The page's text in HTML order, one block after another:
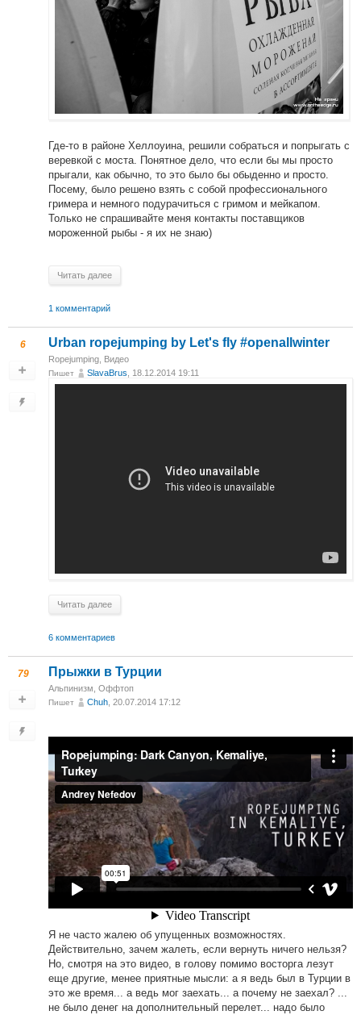
Где-то в районе Хеллоуина, решили собраться и попрыгать с
веревкой с моста. Понятное дело, что если бы мы просто
прыгали, как обычно, то это было бы обыденно и просто.
Посему, было решено взять с собой профессионального
гримера и немного подурачиться с гримом и мейкапом.
Только не спрашивайте меня контакты поставщиков
мороженной рыбы - я их не знаю)
Читать далее
1 комментарий
6 Urban ropejumping by Let's fly #openallwinter
Ropejumping, Видео
Пишет SlavaBrus, 18.12.2014 19:11
Читать далее
6 комментариев
79 Прыжки в Турции
Альпинизм Оффтоп
Пишет Chuh , 20.07.2014 17:12
Я не часто жалею об упущенных возможностях.
Действительно, зачем жалеть, если вернуть ничего нельзя?
Но, смотря на это видео, в голову помимо восторга лезут
еще другие, менее приятные мысли: а я ведь был в Турции в
это же время... а ведь мог заехать... а почему не заехал? ...
не было денег на дополнительный перелет... надо было